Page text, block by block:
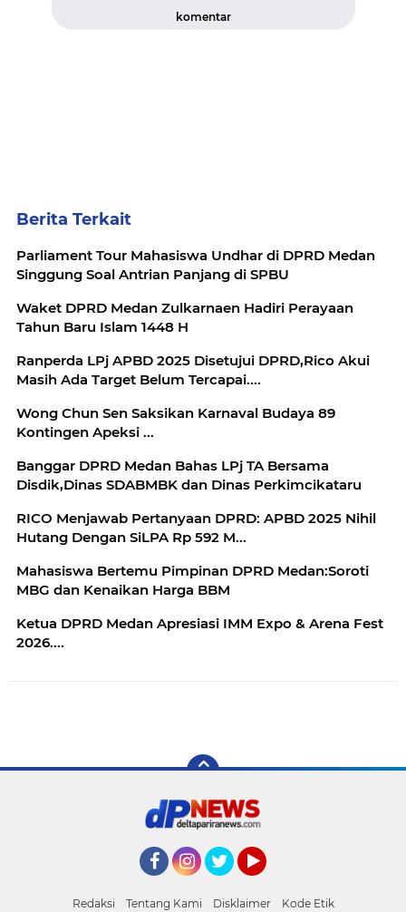
komentar
Berita Terkait
Parliament Tour Mahasiswa Undhar di DPRD Medan
Singgung Soal Antrian Panjang di SPBU
Waket DPRD Medan Zulkarnaen Hadiri Perayaan
Tahun Baru Islam 1448 H
Ranperda LPj APBD 2025 Disetujui DPRD,Rico Akui
Masih Ada Target Belum Tercapai....
Wong Chun Sen Saksikan Karnaval Budaya 89
Kontingen Apeksi ...
Banggar DPRD Medan Bahas LPj TA Bersama
Disdik,Dinas SDABMBK dan Dinas Perkimcikataru
RICO Menjawab Pertanyaan DPRD: APBD 2025 Nihil
Hutang Dengan SiLPA Rp 592 M...
Mahasiswa Bertemu Pimpinan DPRD Medan:Soroti
MBG dan Kenaikan Harga BBM
Ketua DPRD Medan Apresiasi IMM Expo & Arena Fest
2026....
Redaksi Tentang Kami Disklaimer Kode Etik